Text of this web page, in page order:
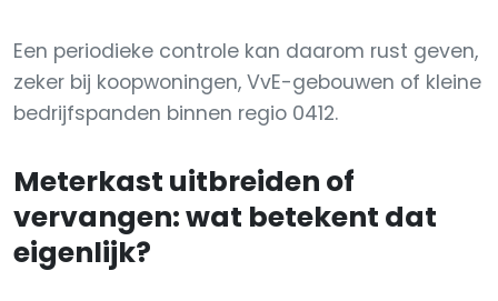
Een periodieke controle kan daarom rust geven,
zeker bij koopwoningen, VvE-gebouwen of kleine
bedrijfspanden binnen regio 0412.
Meterkast uitbreiden of
vervangen: wat betekent dat
eigenlijk?